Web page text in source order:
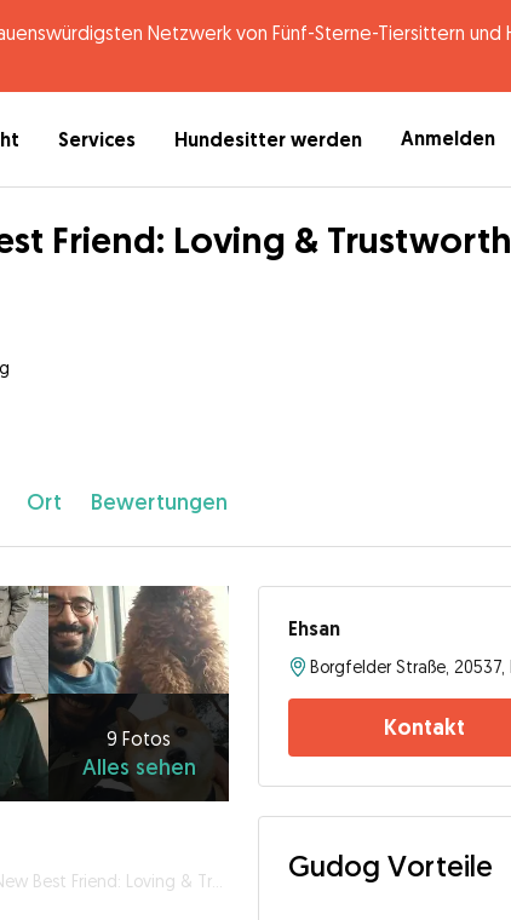
Netzwerk von Fünf-Sterne-Tiersittern und
Services Hundesitter werden Anmelden
Friend: Loving &
Ort Bewertungen
9 Fotos
Alles sehen
Friend: Loving & Trustworthy Sitter
Ehsan
Kontakt
Gudog Vorteile